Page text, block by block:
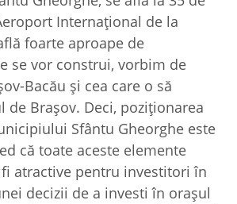
Internaţional de la
foarte aproape de
se vor construi, vorbim de
Bacău şi cea care o să
de Braşov. Deci, poziţionarea
Sfântu Gheorghe este
că toate aceste elemente
atractive pentru investitori în
decizii de a investi în oraşul